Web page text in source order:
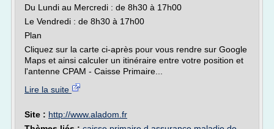
Du Lundi au Mercredi : de 8h30 à 17h00
Le Vendredi : de 8h30 à 17h00
Plan
Cliquez sur la carte ci-après pour vous rendre sur Google
Maps et ainsi calculer un itinéraire entre votre position et
l'antenne CPAM - Caisse Primaire...
Lire la suite
Site : http://www.aladom.fr